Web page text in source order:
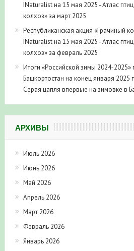
INaturalist на 15 мая 2025 - Атлас
колхоз» за март 2025
Республиканская акция «Грачиный
INaturalist на 15 мая 2025 - Атлас
колхоз» за февраль 2025
Итоги «Российской зимы 2024-2025»
Башкортостан на конец января 2025
Серая цапля впервые на зимовке в
АРХИВЫ
Июль 2026
Июнь 2026
Май 2026
Апрель 2026
Март 2026
Февраль 2026
Январь 2026